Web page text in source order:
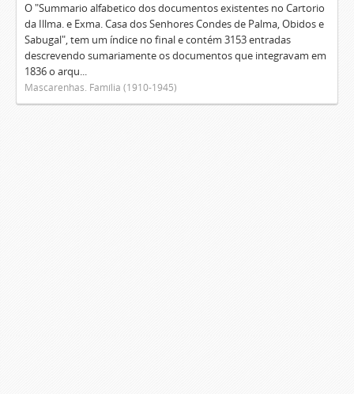
O "Summario alfabetico dos documentos existentes no Cartorio
da Illma. e Exma. Casa dos Senhores Condes de Palma, Obidos e
Sabugal", tem um índice no final e contém 3153 entradas
descrevendo sumariamente os documentos que integravam em
1836 o arqu...
Mascarenhas. Família (1910-1945)